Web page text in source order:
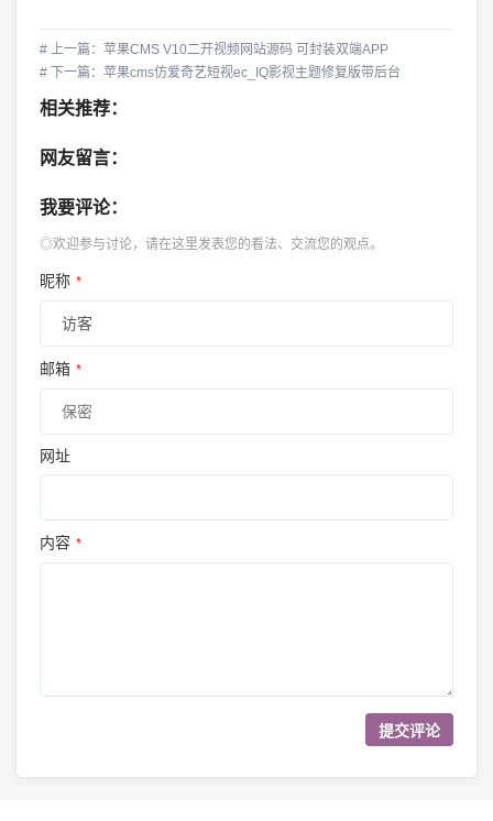
# 上一篇：苹果CMS V10二开视频网站源码 可封装双端APP
# 下一篇：苹果cms仿爱奇艺短视ec_IQ影视主题修复版带后台
相关推荐：
网友留言：
我要评论：
◎欢迎参与讨论，请在这里发表您的看法、交流您的观点。
昵称 *
邮箱 *
网址
内容 *